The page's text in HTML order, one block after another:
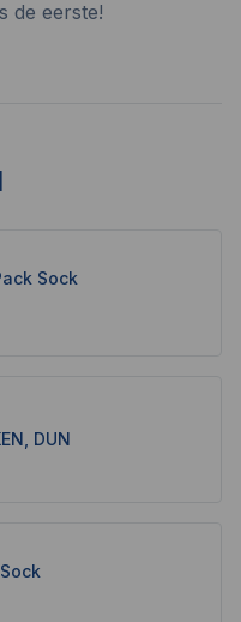
de eerste!
Sock
DUN